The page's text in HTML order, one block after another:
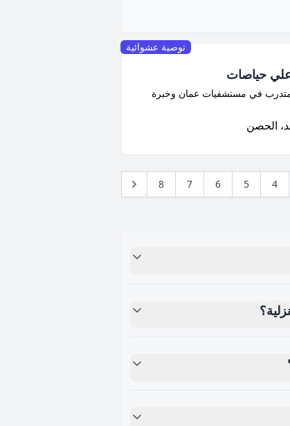
توصية عشوائية
حياصات
في مستشفيات عمان وخبرة
الحصن
4
5
6
7
8